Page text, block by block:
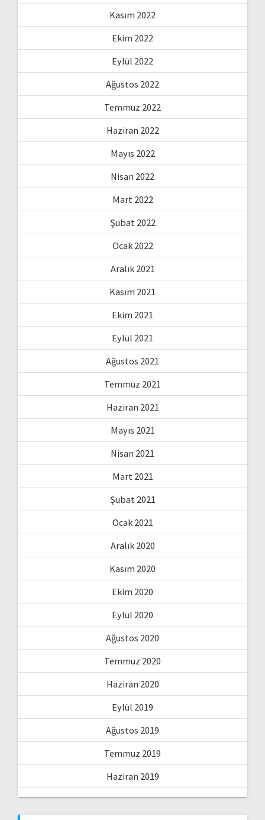
Kasım 2022
Ekim 2022
Eylül 2022
Ağustos 2022
Temmuz 2022
Haziran 2022
Mayıs 2022
Nisan 2022
Mart 2022
Şubat 2022
Ocak 2022
Aralık 2021
Kasım 2021
Ekim 2021
Eylül 2021
Ağustos 2021
Temmuz 2021
Haziran 2021
Mayıs 2021
Nisan 2021
Mart 2021
Şubat 2021
Ocak 2021
Aralık 2020
Kasım 2020
Ekim 2020
Eylül 2020
Ağustos 2020
Temmuz 2020
Haziran 2020
Eylül 2019
Ağustos 2019
Temmuz 2019
Haziran 2019